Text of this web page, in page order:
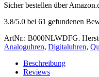
Sicher bestellen über
3.8/5.0 bei 61 gefundenen
ArtNr.: B000NLWDFG.
Analoguhren, Digitaluhren,
Beschreibung
Reviews